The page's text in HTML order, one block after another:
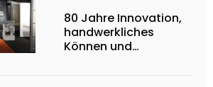
80 Jahre Innovation,
handwerkliches
Können und